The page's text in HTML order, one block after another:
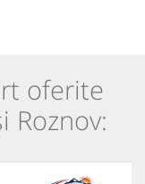
oferite
Roznov: